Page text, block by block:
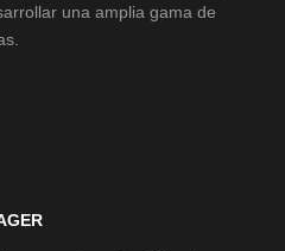
una amplia gama de